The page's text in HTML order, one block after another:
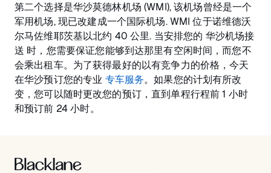
第二个选择是华沙莫德林机场 (WMI), 该机场曾经是一个
军用机场, 现已改建成一个国际机场. WMI 位于诺维德沃
尔马佐维耶茨基以北约 40 公里. 当安排您的 华沙机场接
送 时，您需要保证您能够到达那里有空闲时间，而您不
会乘出租车。为了获得最好的以有竞争力的价格，今天
在华沙预订您的专业 专车服务。如果您的计划有所改
变，您可以随时更改您的预订，直到单程行程前 1 小时
和预订前 24 小时。